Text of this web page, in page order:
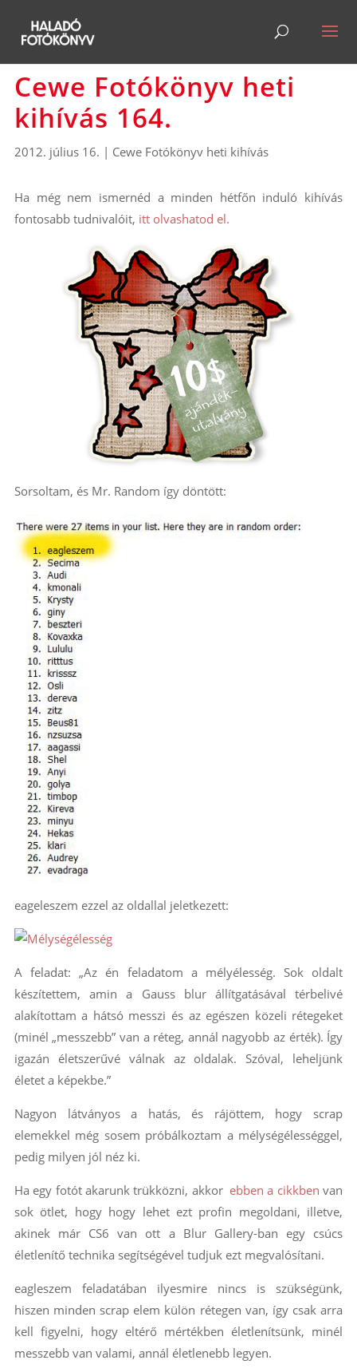
Cewe Fotókönyv heti
kihívás 164.
2012. július 16. | Cewe Fotókönyv heti kihívás
Ha még nem ismernéd a minden hétfőn induló kihívás
fontosabb tudnivalóit, itt olvashatod el.
Sorsoltam, és Mr. Random így döntött:
eageleszem ezzel az oldallal jeletkezett:
A feladat: „Az én feladatom a mélyélesség. Sok oldalt
készítettem, amin a Gauss blur állítgatásával térbelivé
alakítottam a hátsó messzi és az egészen közeli rétegeket
(minél „messzebb” van a réteg, annál nagyobb az érték). Így
igazán életszerűvé válnak az oldalak. Szóval, leheljünk
életet a képekbe.”
Nagyon látványos a hatás, és rájöttem, hogy scrap
elemekkel még sosem próbálkoztam a mélységélességgel,
pedig milyen jól néz ki.
Ha egy fotót akarunk trükközni, akkor ebben a cikkben van
sok ötlet, hogy hogy lehet ezt profin megoldani, illetve,
akinek már CS6 van ott a Blur Gallery-ban egy csúcs
életlenítő technika segítségével tudjuk ezt megvalósítani.
eagleszem feladatában ilyesmire nincs is szükségünk,
hiszen minden scrap elem külön rétegen van, így csak arra
kell figyelni, hogy eltérő mértékben életlenítsünk, minél
messzebb van valami, annál életlenebb legyen.